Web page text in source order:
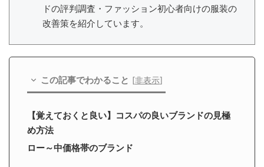
ドの評判調査・ファッション初心者向けの服装の
改善策を紹介しています。
この記事でわかること [非表示]
【覚えておくと良い】コスパの良いブランドの見極
め方法
ロー～中価格帯のブランド